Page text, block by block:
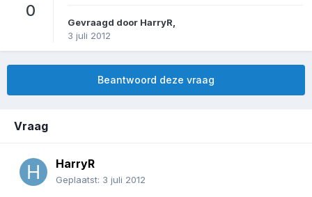
0
Gevraagd door HarryR
3 juli 2012
Beantwoord deze vraag
Vraag
HarryR
Geplaatst: 3 juli 2012